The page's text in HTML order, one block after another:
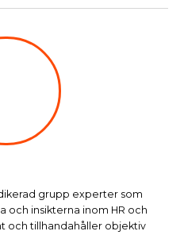
grupp experter som
och insikterna inom HR och
och tillhandahåller objektiv